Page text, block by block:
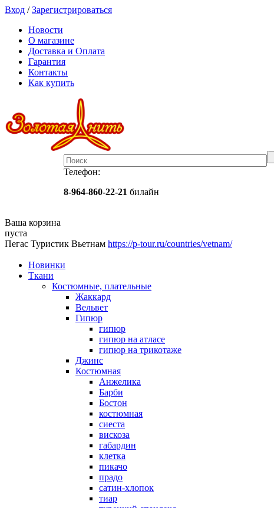
Вход /Зарегистрироваться
Новости
О магазине
Доставка и Оплата
Гарантия
Контакты
Как купить
Телефон:
8-964-860-22-21 билайн
Ваша корзина
пуста
Пегас Туристик Вьетнам https://p-tour.ru/countries/vetnam/
Новинки
Ткани
Костюмные, плательные
Жаккард
Вельвет
Гипюр
гипюр
гипюр на атласе
гипюр на трикотаже
Джинс
Костюмная
Анжелика
Барби
Бостон
костюмная
сиеста
вискоза
габардин
клетка
пикачо
прадо
сатин-хлопок
тиар